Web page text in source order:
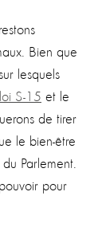
Bien que
lesquels
S-15 et le
de tirer
le bien-être
Parlement.
pour